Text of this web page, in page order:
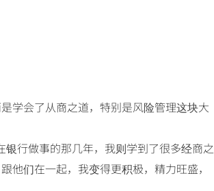
学会了从商之道，特别是风险管理这块大
行做事的那几年，我则学到了很多经商之
他们在一起，我变得更积极，精力旺盛，